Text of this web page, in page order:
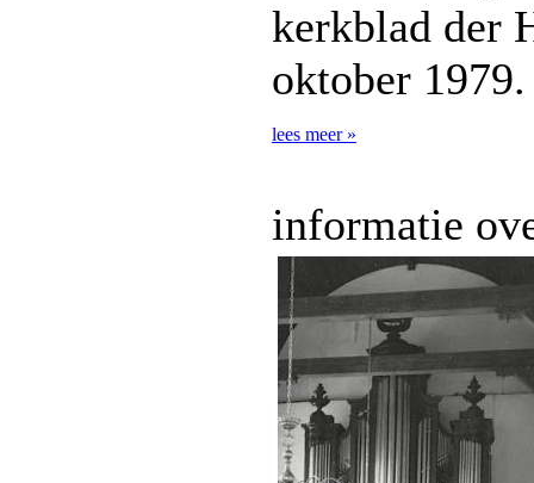
kerkblad der
oktober 1979.
lees meer »
informatie